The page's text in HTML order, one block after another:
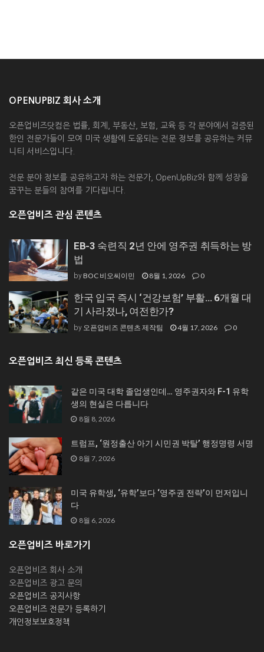
OPENUPBIZ 회사 소개
오픈업비즈닷컴은 법률, 회계, 부동산, 보험, 교육 등 각 분야에서 검증된
한인 전문가들이 모여 미국 생활에 도움되는 전문 정보를 공유하는 커뮤
니티 서비스입니다.
전문 분야 정보를 공유하고자 하는 전문가, OpenUpBiz와 함께 성장을
꿈꾸는 분들의 참여를 기다립니다.
오픈업비즈 관심 콘텐츠
EB-3 숙련직 2년 안에 영주권 취득하는 방
법
byBOC 비오씨이민 8월 1, 2026 0
한국 입국 즉시 ‘건강보험’ 부활… 6개월 대
기 사라졌나, 여전한가?
by 오픈업비즈 콘텐츠 제작팀 4월 17, 2026 0
오픈업비즈 최신 등록 콘텐츠
같은 미국 대학 졸업생인데… 영주권자와 F-1 유학
생의 현실은 다릅니다
8월 8, 2026
트럼프, ‘원정출산 아기 시민권 박탈’ 행정명령 서명
8월 7, 2026
미국 유학생, ‘유학’보다 ‘영주권 전략’이 먼저입니
다
8월 6, 2026
오픈업비즈 바로가기
오픈업비즈 회사 소개
오픈업비즈 광고 문의
오픈업비즈 공지사항
오픈업비즈 전문가 등록하기
개인정보보호정책